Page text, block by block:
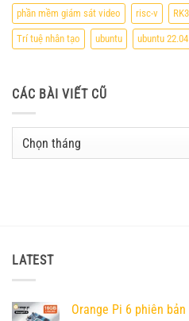
phần mềm giám sát video risc-v
Trí tuệ nhân tạo ubuntu ubuntu 22.04
CÁC BÀI VIẾT CŨ
Các
LATEST
Orange Pi 6 phiên bản